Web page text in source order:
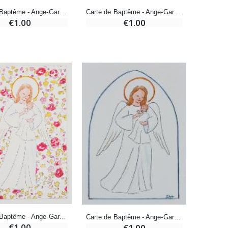
-10%
Bougie de Neuvaine Contre le Mal - Saint Michel
€5.50 €4.95
-25%
€78.00 €58.50
Carte de Baptême - Ange-Gardien Protecteur et Esprit Saint - Bleu
€1.00
Carte de Baptême - Ange-Gardien Protecteur et Esprit Saint - Blanc
€1.00
Carte de Baptême - Ange-Gardien Protecteur - Rose Carte de Baptême - Ange-Gardien Protecteur - Blanc